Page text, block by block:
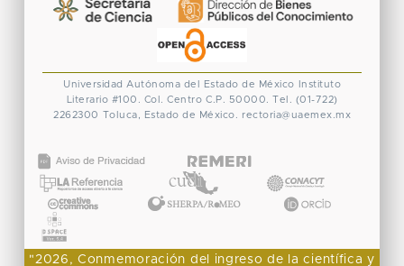
Universidad Autónoma del Estado de México
Instituto
Literario #100. Col. Centro C.P. 50000. Tel. (01-722)
2262300 Toluca, Estado de México. rectoria@uaemex.mx
"2026, Conmemoración del ingreso de la científica y